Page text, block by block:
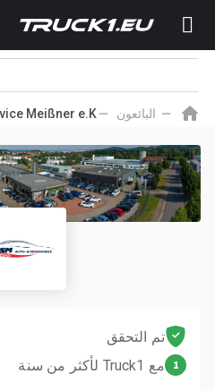
البائعون Meißner e.K.
تم التحقق
1 مع Truck1 لأكثر من سنة